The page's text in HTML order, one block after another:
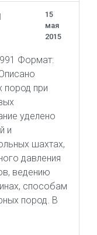
15
мая
2015
Формат:
пород при
уделено
и
шахтах,
давления
ведению
способам
пород. В